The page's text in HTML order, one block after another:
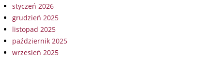
styczeń 2026
grudzień 2025
listopad 2025
październik 2025
wrzesień 2025